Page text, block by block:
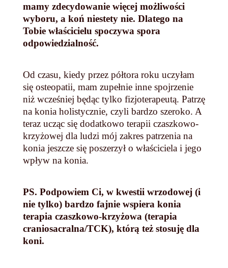
mamy zdecydowanie więcej możliwości
wyboru, a koń niestety nie. Dlatego na
Tobie właścicielu spoczywa spora
odpowiedzialność.
Od czasu, kiedy przez półtora roku uczyłam
się osteopatii, mam zupełnie inne spojrzenie
niż wcześniej będąc tylko fizjoterapeutą. Patrzę
na konia holistycznie, czyli bardzo szeroko. A
teraz ucząc się dodatkowo terapii czaszkowo-
krzyżowej dla ludzi mój zakres patrzenia na
konia jeszcze się poszerzył o właściciela i jego
wpływ na konia.
PS. Podpowiem Ci, w kwestii wrzodowej (i
nie tylko) bardzo fajnie wspiera konia
terapia czaszkowo-krzyżowa (terapia
craniosacralna/TCK), którą też stosuję dla
koni.